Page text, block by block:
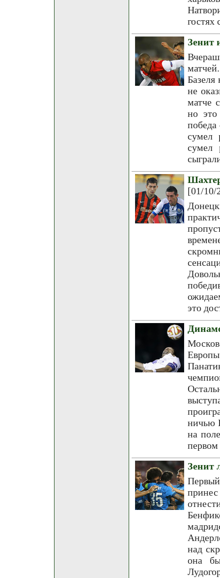
гостях
Зенит
Базеля
не
матче
но это
победа
сумел
сумел
[01/10/
это
ничью
на
первом
Зенит
над
она